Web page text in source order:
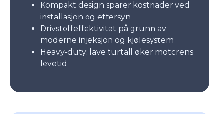
Kompakt design sparer kostnader ved
installasjon og ettersyn
Drivstoffeffektivitet på grunn av
moderne injeksjon og kjølesystem
Heavy-duty; lave turtall øker motorens
levetid